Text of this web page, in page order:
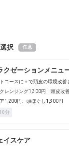
択 任意
クゼーションメニュ
コースに＋で頭皮の環境改善
レンジング1,300円 頭皮改
1,200円、頭ほぐし1,300円
10分
イスケア